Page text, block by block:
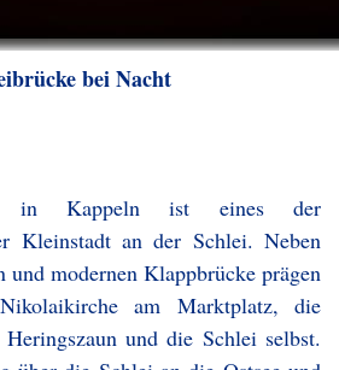
bei Nacht
in Kappeln ist eines der
Kleinstadt an der Schlei. Neben
und modernen Klappbrücke prägen
am Marktplatz, die
und die Schlei selbst.